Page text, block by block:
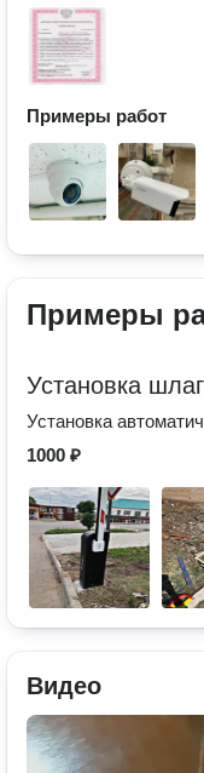
Примеры работ
Примеры
Установка
Установка
1000 ₽
Видео